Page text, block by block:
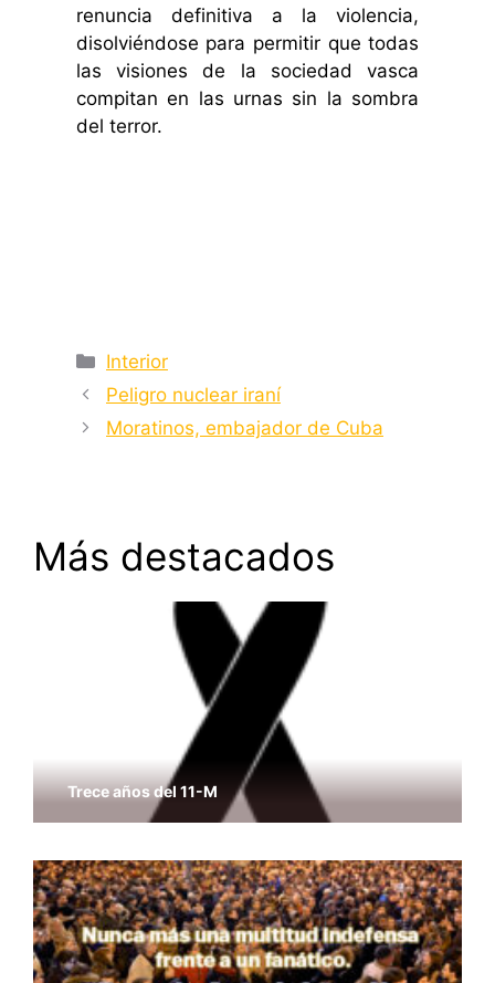
renuncia definitiva a la violencia,
disolviéndose para permitir que todas
las visiones de la sociedad vasca
compitan en las urnas sin la sombra
del terror.
Categorías
Interior
Peligro nuclear iraní
Moratinos, embajador de Cuba
Más destacados
Trece años del 11-M